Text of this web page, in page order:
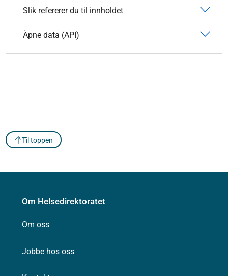
Slik refererer du til innholdet
Åpne data (API)
Til toppen
Om Helsedirektoratet
Om oss
Jobbe hos oss